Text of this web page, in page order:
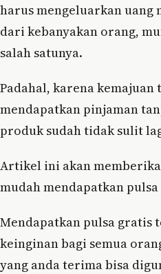
harus mengeluarkan uang
dari kebanyakan orang,
salah satunya.
Padahal, karena kemajuan
mendapatkan pinjaman
produk sudah tidak sulit
Artikel ini akan
mudah mendapatkan
Mendapatkan pulsa gratis
keinginan bagi semua
yang anda terima bisa